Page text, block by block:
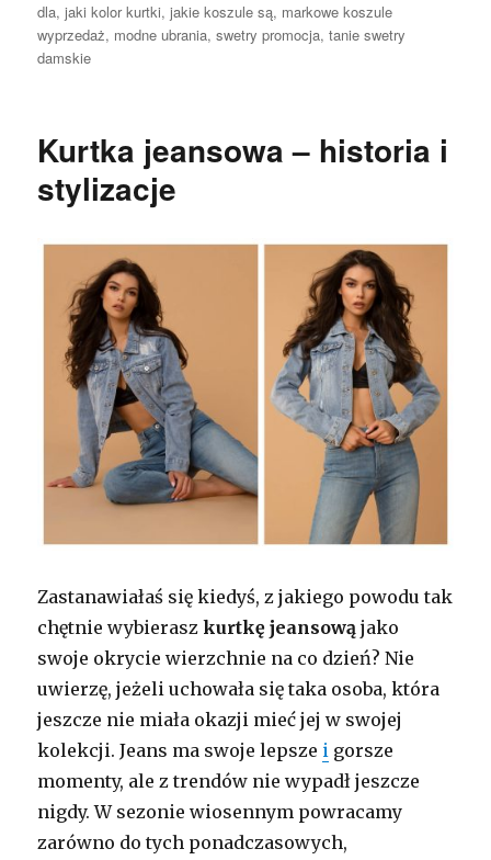
dla,jaki kolor kurtki,jakie koszule są, markowe koszule
wyprzedaż, modne ubrania,swetry promocja,tanie swetry
damskie
Kurtka jeansowa – historia i
stylizacje
Zastanawiałaś się kiedyś, z jakiego powodu tak
chętnie wybieraszkurtkę jeansową jako
swoje okrycie wierzchnie na co dzień? Nie
uwierzę, jeżeli uchowała się taka osoba, która
jeszcze nie miała okazji mieć jej w swojej
kolekcji. Jeans ma swoje lepsze i gorsze
momenty, ale z trendów nie wypadł jeszcze
nigdy. W sezonie wiosennym powracamy
zarówno do tych ponadczasowych,